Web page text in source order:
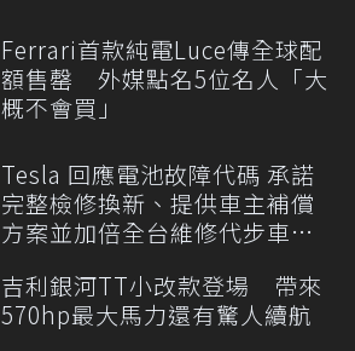
Ferrari首款純電Luce傳全球配
額售罄 外媒點名5位名人「大
概不會買」
Tesla 回應電池故障代碼 承諾
完整檢修換新、提供車主補償
方案並加倍全台維修代步車數
吉利銀河TT小改款登場 帶來
570hp最大馬力還有驚人續航